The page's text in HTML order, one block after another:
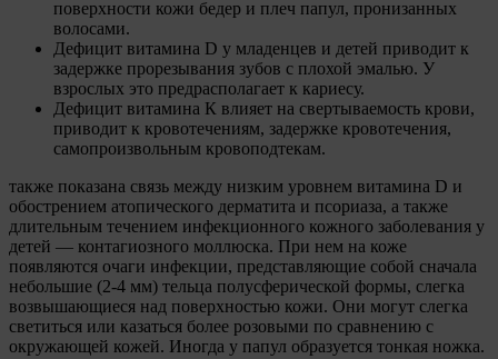
поверхности кожи бедер и плеч папул, пронизанных
волосами.
Дефицит витамина D у младенцев и детей приводит к
задержке прорезывания зубов с плохой эмалью. У
взрослых это предрасполагает к кариесу.
Дефицит витамина К влияет на свертываемость крови,
приводит к кровотечениям, задержке кровотечения,
самопроизвольным кровоподтекам.
также показана связь между низким уровнем витамина D и
обострением атопического дерматита и псориаза, а также
длительным течением инфекционного кожного заболевания у
детей — контагиозного моллюска. При нем на коже
появляются очаги инфекции, представляющие собой сначала
небольшие (2-4 мм) тельца полусферической формы, слегка
возвышающиеся над поверхностью кожи. Они могут слегка
светиться или казаться более розовыми по сравнению с
окружающей кожей. Иногда у папул образуется тонкая ножка.